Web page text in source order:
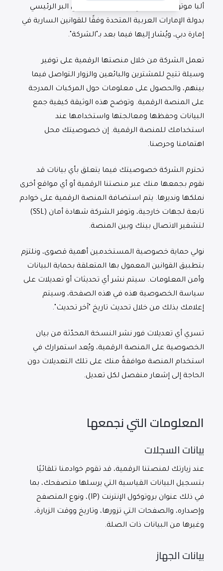
ألبا موتورز ذ.م.م، وهي شركة مؤسسة في البر الرئيسي
بدولة الإمارات العربية المتحدة وفقًا للقوانين السارية في
إمارة دبي، ويُشار إليها فيما بعد بـ"الشركة".
تعمل الشركة من خلال منصتها الرقمية على توفير
وسيلة تتيح للمشترين والبائعين والزوار التواصل فيما
بينهم، والحصول على معلومات حول المركبات المدرجة
على المنصة الرقمية. وتوضح هذه الوثيقة كيفية جمع
البيانات وحفظها ومعالجتها واستخدامها عند
استخدامك للمنصة الرقمية. إن خصوصيتك محل
اهتمامنا وحرصنا.
تحترم الشركة خصوصيتك فيما يتعلق بأي بيانات قد
نقوم بجمعها منك عبر منصتنا الرقمية أو أي مواقع أخرى
نملكها ونديرها. يتم استضافة المنصة الرقمية على خوادم
تابعة لجهات خارجية، وتوفر الشركة شهادة أمان (SSL)
لتشفير الاتصال بينك وبين المنصة.
نولي حماية خصوصية المستخدمين أهمية قصوى، ونلتزم
بتطبيق القوانين المعمول بها المتعلقة بحماية البيانات
وأمن المعلومات. سيتم نشر أي تحديثات أو تعديلات على
سياسة الخصوصية هذه في هذه الصفحة، وسيتم
إعلامك بذلك من خلال تحديث تاريخ "آخر تحديث".
تسري أي تعديلات فور نشر النسخة المحدّثة من بيان
الخصوصية على المنصة الرقمية، ويُعد استمرارك في
استخدام المنصة موافقةً منك على تلك التعديلات دون
الحاجة إلى إشعار منفصل لكل تعديل.
المعلومات التي نجمعها
بيانات السجلات
عند زيارتك لمنصتنا الرقمية، قد تقوم خوادمنا تلقائيًا
بتسجيل البيانات القياسية التي يرسلها متصفحك، بما
في ذلك عنوان بروتوكول الإنترنت (IP)، ونوع المتصفح
وإصداره، والصفحات التي تزورها، وتاريخ ووقت الزيارة،
وغيرها من البيانات ذات الصلة.
بيانات الجهاز